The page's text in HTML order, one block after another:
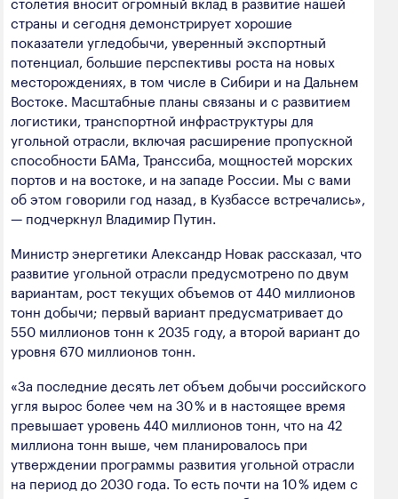
страны и сегодня демонстрирует хорошие
показатели угледобычи, уверенный экспортный
потенциал, большие перспективы роста на новых
месторождениях, в том числе в Сибири и на Дальнем
Востоке. Масштабные планы связаны и с развитием
логистики, транспортной инфраструктуры для
угольной отрасли, включая расширение пропускной
способности БАМа, Транссиба, мощностей морских
портов и на востоке, и на западе России. Мы с вами
об этом говорили год назад, в Кузбассе встречались»,
— подчеркнул Владимир Путин.
Министр энергетики Александр Новак рассказал, что
развитие угольной отрасли предусмотрено по двум
вариантам, рост текущих объемов от 440 миллионов
тонн добычи; первый вариант предусматривает до
550 миллионов тонн к 2035 году, а второй вариант до
уровня 670 миллионов тонн.
«За последние десять лет объем добычи российского
угля вырос более чем на 30 % и в настоящее время
превышает уровень 440 миллионов тонн, что на 42
миллиона тонн выше, чем планировалось при
утверждении программы развития угольной отрасли
на период до 2030 года. То есть почти на 10 % идем с